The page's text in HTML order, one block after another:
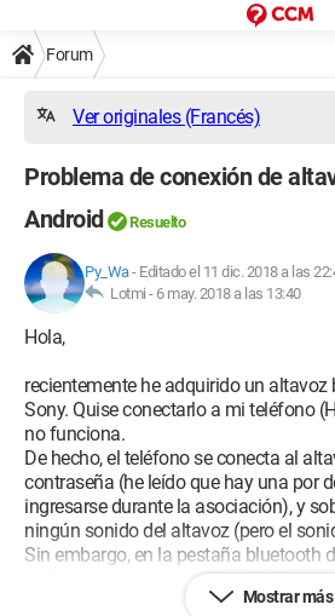
Forum
Ver originales (Francés)
Problema de conexión de
Android
Resuelto
Py_Wa- Editado el 11 dic. 2018 a las
Lotmi - 6 may. 2018 a las 13:40
Hola,
recientemente he adquirido un altavoz
Sony. Quise conectarlo a mi teléfono
no funciona.
De hecho, el teléfono se conecta al
contraseña (he leído que hay una por
ingresarse durante la asociación), y
ningún sonido del altavoz (pero el
Sin embargo, en la pestaña bluetooth
audio de contenido multimedia)", creo
impide que funcione, pero no sé cómo
Mostrar más